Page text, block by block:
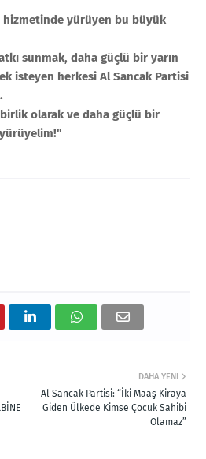
hizmetinde yürüyen bu büyük
sunmak, daha güçlü bir yarın
isteyen herkesi Al Sancak Partisi
olarak ve daha güçlü bir
DAHA YENI
Al Sancak Partisi: “İki Maaş Kiraya
Giden Ülkede Kimse Çocuk Sahibi
Olamaz”